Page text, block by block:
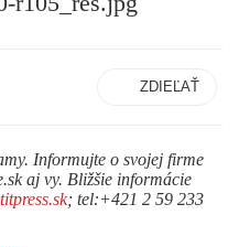
ZDIEĽAŤ
Informujte o svojej firme
aj vy. Bližšie informácie
; tel:+421 2 59 233